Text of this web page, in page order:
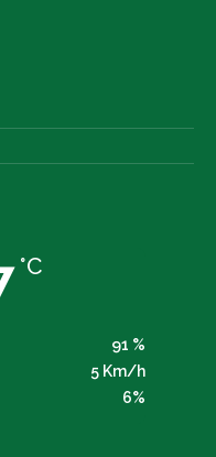
°C
91 %
5 Km/h
6%